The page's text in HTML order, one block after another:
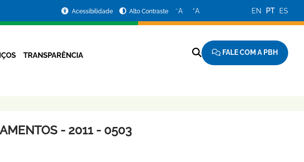
Acessibilidade Alto Contraste −A +A EN PT ES
TRANSPARÊNCIA FALE COM A PBH
- 2011 - 0503